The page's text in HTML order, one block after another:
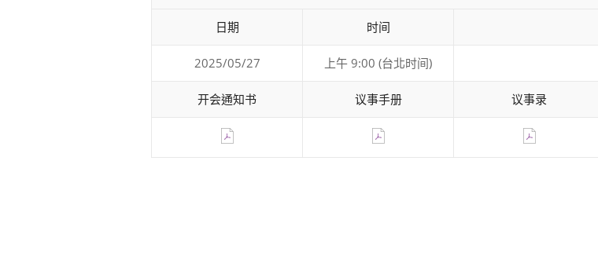
日期 时间
2025/05/27 上午 9:00 (台北时间)
开会通知书 议事手册 议事录